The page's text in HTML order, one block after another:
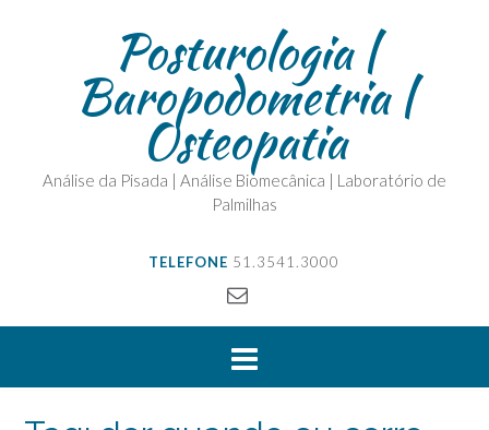
Posturologia |
Baropodometria |
Osteopatia
Análise da Pisada | Análise Biomecânica | Laboratório de
Palmilhas
TELEFONE 51.3541.3000